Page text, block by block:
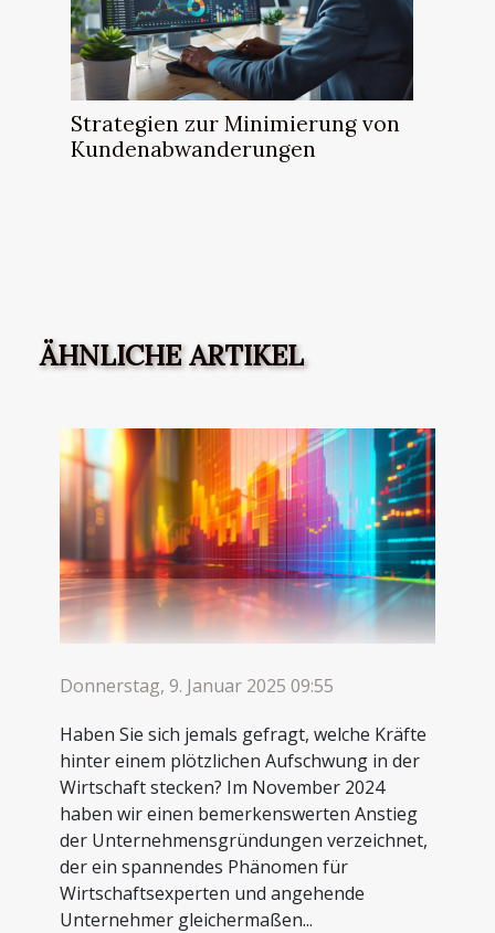
Strategien zur Minimierung von
Kundenabwanderungen
ÄHNLICHE ARTIKEL
Donnerstag, 9. Januar 2025 09:55
Haben Sie sich jemals gefragt, welche Kräfte
hinter einem plötzlichen Aufschwung in der
Wirtschaft stecken? Im November 2024
haben wir einen bemerkenswerten Anstieg
der Unternehmensgründungen verzeichnet,
der ein spannendes Phänomen für
Wirtschaftsexperten und angehende
Unternehmer gleichermaßen...